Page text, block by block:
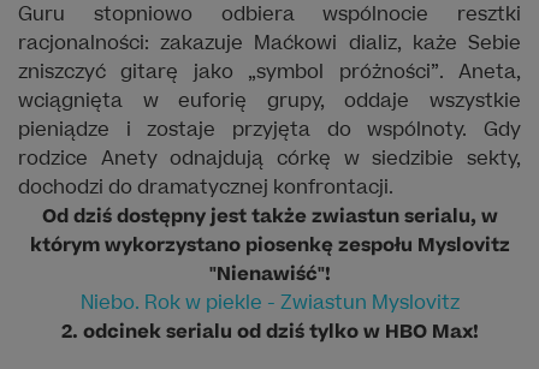
Guru stopniowo odbiera wspólnocie resztki
racjonalności: zakazuje Maćkowi dializ, każe Sebie
zniszczyć gitarę jako „symbol próżności”. Aneta,
wciągnięta w euforię grupy, oddaje wszystkie
pieniądze i zostaje przyjęta do wspólnoty. Gdy
rodzice Anety odnajdują córkę w siedzibie sekty,
dochodzi do dramatycznej konfrontacji.
Od dziś dostępny jest także zwiastun serialu, w
którym wykorzystano piosenkę zespołu Myslovitz
"Nienawiść"!
Niebo. Rok w piekle - Zwiastun Myslovitz
2. odcinek serialu od dziś tylko w HBO Max!